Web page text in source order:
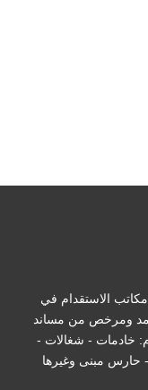
مكاتب الاستقدام في
ومرخص من مساند
خادمات - شغالات -
حارس مبنى وغيرها